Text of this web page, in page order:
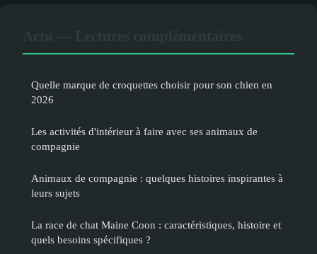
Quelle marque de croquettes choisir pour son chien en
2026
Les activités d'intérieur à faire avec ses animaux de
compagnie
Animaux de compagnie : quelques histoires inspirantes à
leurs sujets
La race de chat Maine Coon : caractéristiques, histoire et
quels besoins spécifiques ?